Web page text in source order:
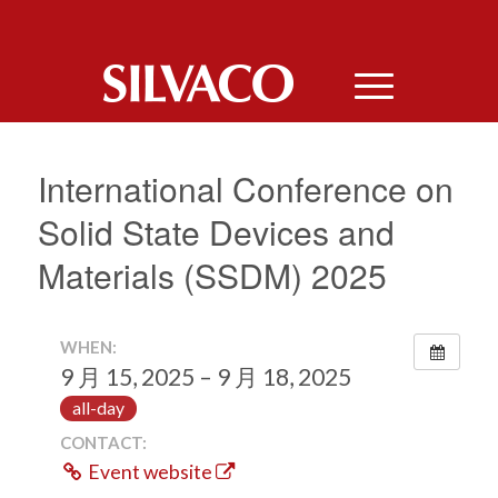
International Conference on
Solid State Devices and
Materials (SSDM) 2025
WHEN:
9 月 15, 2025 – 9 月 18, 2025
all-day
CONTACT:
Event website